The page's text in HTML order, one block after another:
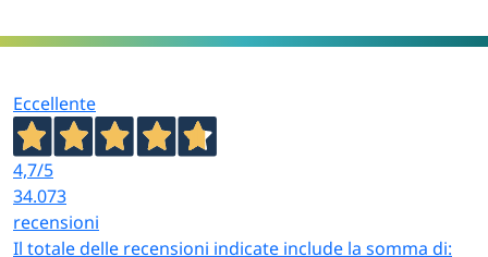
Eccellente
4,7/5
34.073
recensioni
Il totale delle recensioni indicate include la somma di: